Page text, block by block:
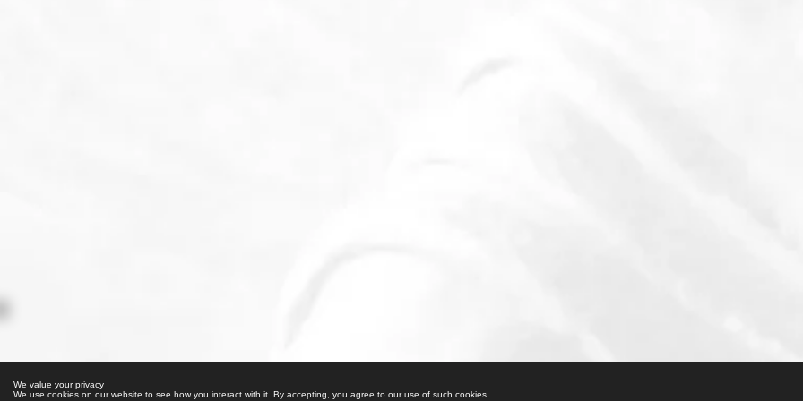
We value your privacy
We use cookies on our website to see how you interact with it. By accepting, you agree to our use of such cookies.
We value your privacy
We use cookies on our website to see how you interact with it. By accepting, you agree to our use of such cookies.